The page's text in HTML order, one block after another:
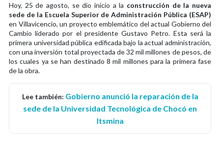
Hoy, 25 de agosto, se dio inicio a la construcción de la nueva
sede de la Escuela Superior de Administración Pública (ESAP)
en Villavicencio, un proyecto emblemático del actual Gobierno del
Cambio liderado por el presidente Gustavo Petro. Esta será la
primera universidad pública edificada bajo la actual administración,
con una inversión total proyectada de 32 mil millones de pesos, de
los cuales ya se han destinado 8 mil millones para la primera fase
de la obra.
Lee también: Gobierno anunció la reparación de la
sede de la Universidad Tecnológica de Chocó en
Itsmina